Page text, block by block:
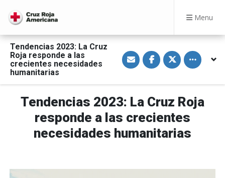
Menu
Tendencias 2023: La Cruz
Roja responde a las
crecientes necesidades
humanitarias
S
h
a
i
E
m
a
i
l
S
h
a
n
F
a
c
e
b
o
S
h
a
T
w
i
t
t
e
Toggle
Tendencias 2023: La Cruz Roja
responde a las crecientes
necesidades humanitarias